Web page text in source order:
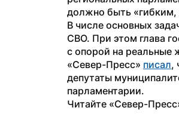
должно быть
В числе основных
СВО. При этом глава
с опорой на реальные
«Север-Пресс» писал,
депутаты
парламентарии.
Читайте «Север-